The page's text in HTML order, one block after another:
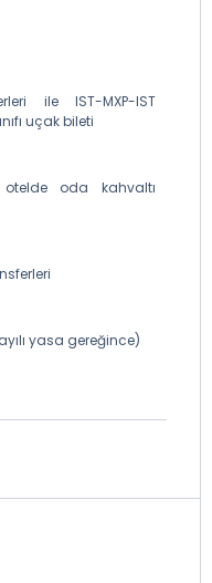
ile IST-MXP-IST
uçak bileti
oda kahvaltı
yasa gereğince)